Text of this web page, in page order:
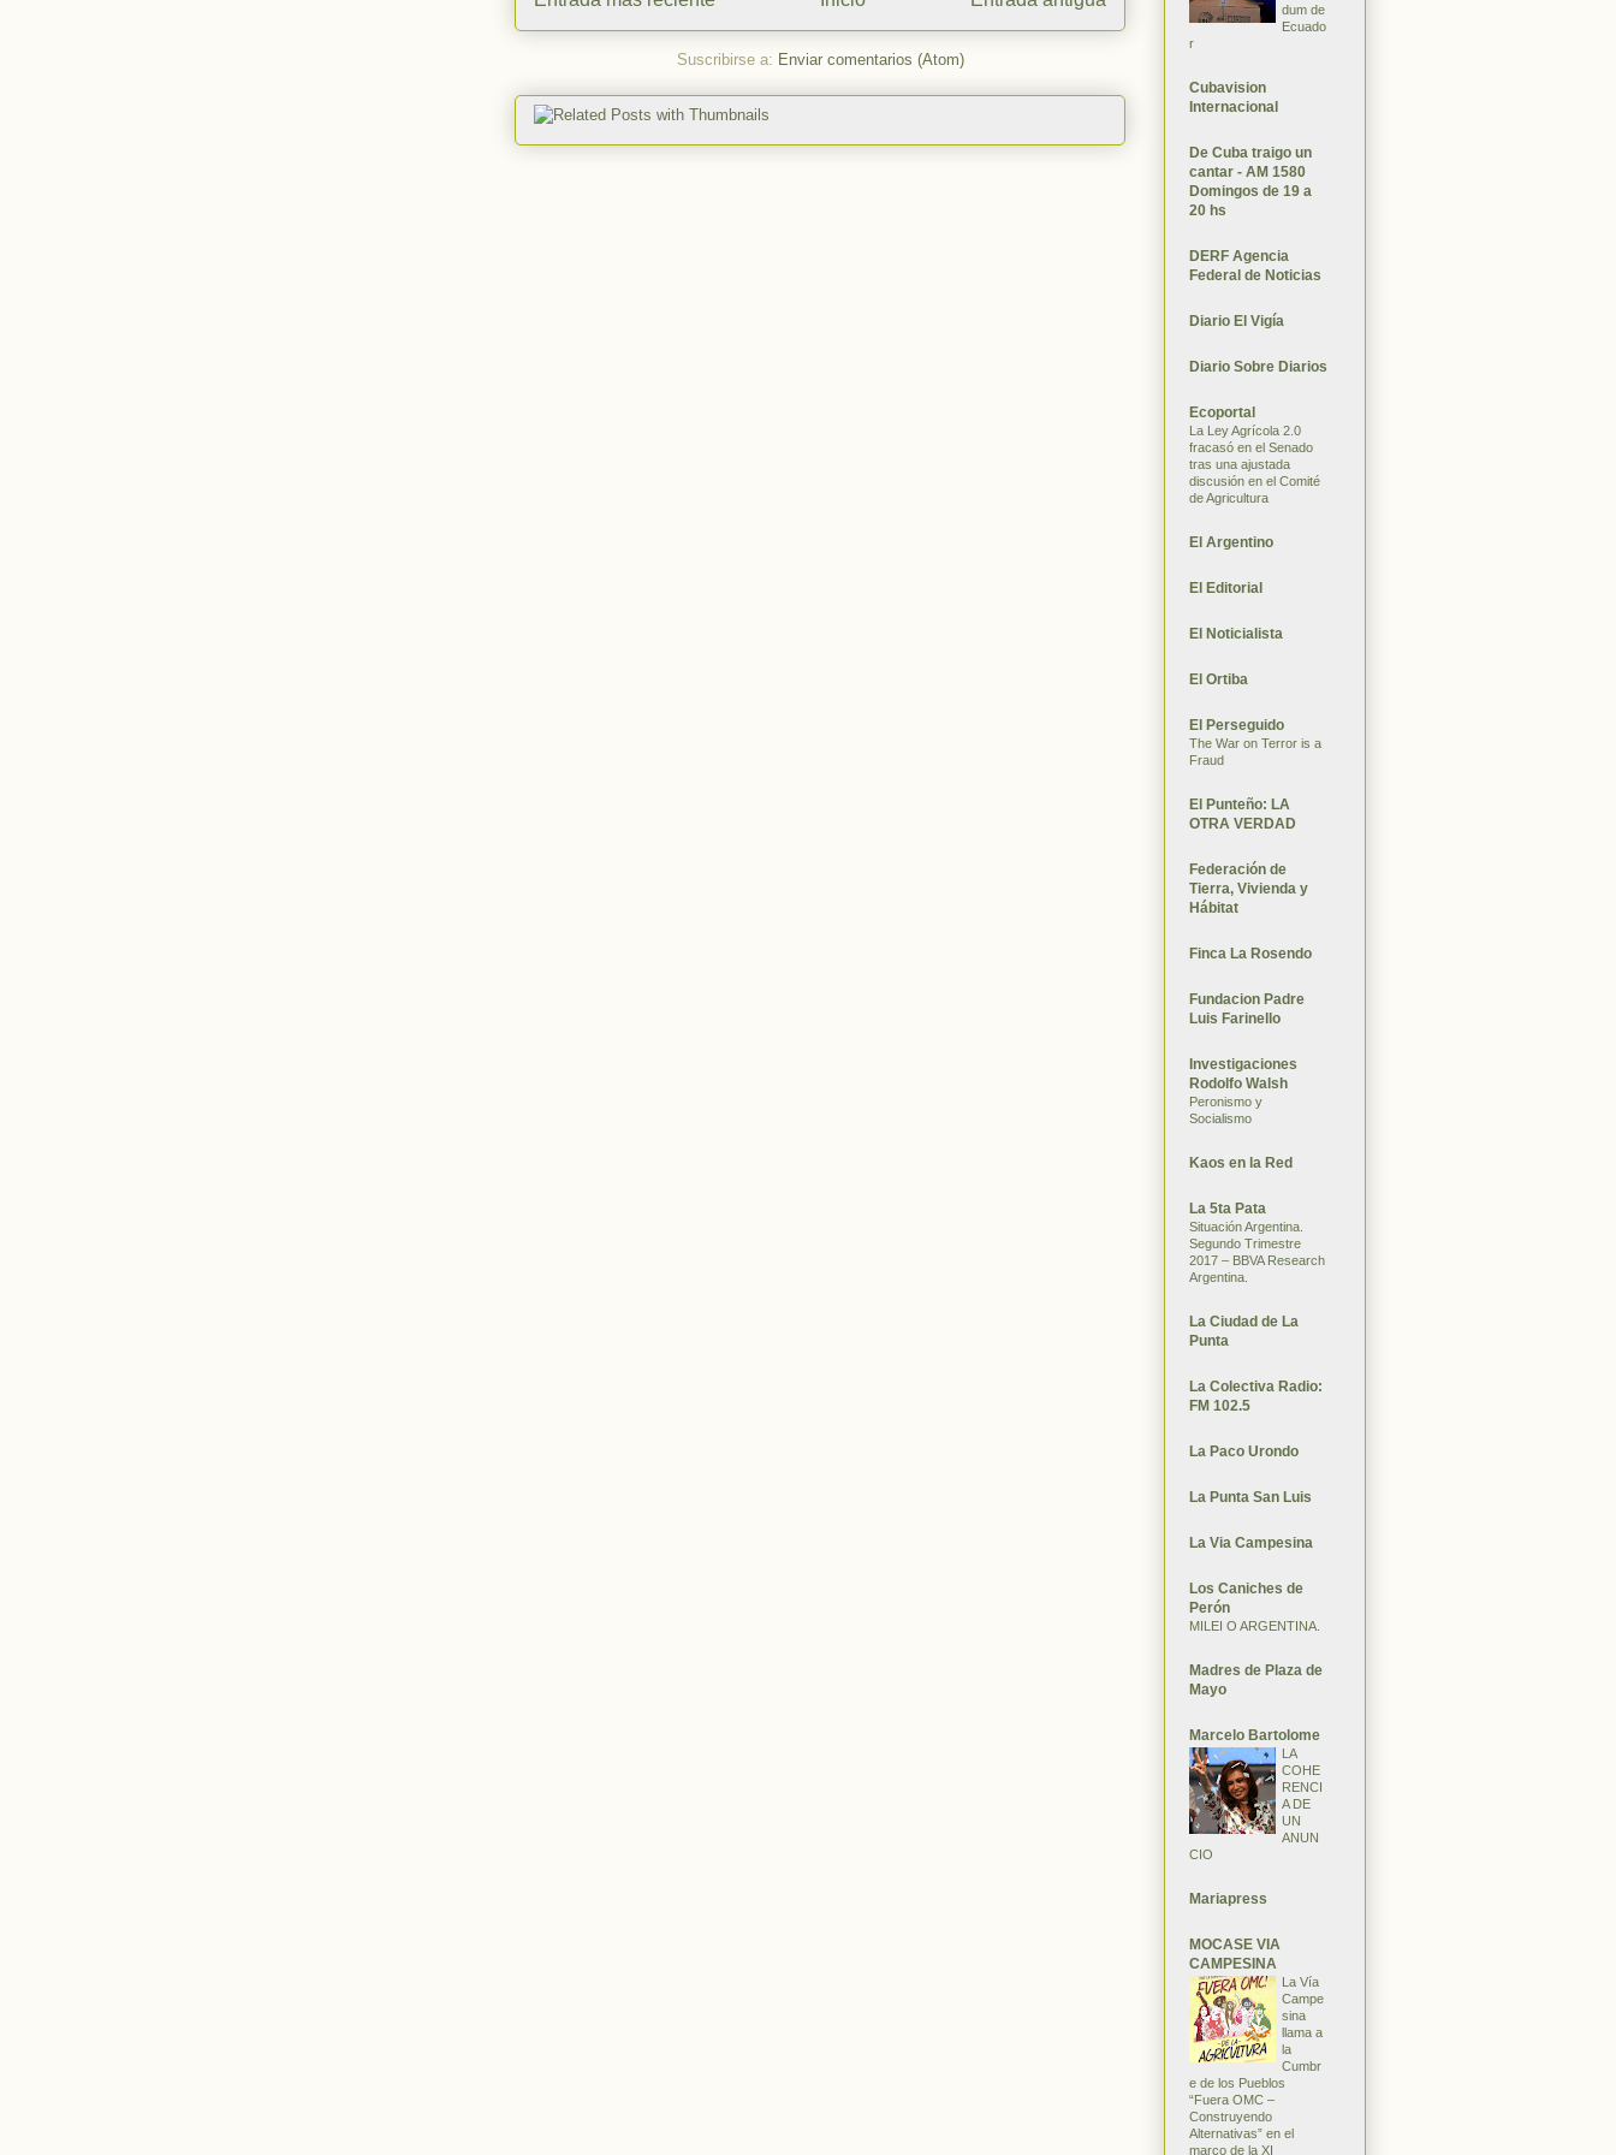
Suscribirse a: Enviar comentarios (Atom)
dum de
Ecuado
r
Cubavision
Internacional
De Cuba traigo un
cantar - AM 1580
Domingos de 19 a
20 hs
DERF Agencia
Federal de Noticias
Diario El Vigía
Diario Sobre Diarios
Ecoportal
La Ley Agrícola 2.0
fracasó en el Senado
tras una ajustada
discusión en el Comité
de Agricultura
El Argentino
El Editorial
El Noticialista
El Ortiba
El Perseguido
The War on Terror is a
Fraud
El Punteño: LA
OTRA VERDAD
Federación de
Tierra, Vivienda y
Hábitat
Finca La Rosendo
Fundacion Padre
Luis Farinello
Investigaciones
Rodolfo Walsh
Peronismo y
Socialismo
Kaos en la Red
La 5ta Pata
Situación Argentina.
Segundo Trimestre
2017 – BBVA Research
Argentina.
La Ciudad de La
Punta
La Colectiva Radio:
FM 102.5
La Paco Urondo
La Punta San Luis
La Via Campesina
Los Caniches de
Perón
MILEI O ARGENTINA.
Madres de Plaza de
Mayo
Marcelo Bartolome
LA
COHE
RENCI
A DE
UN
ANUN
CIO
Mariapress
MOCASE VIA
CAMPESINA
La Vía
Campe
sina
llama a
la
Cumbr
e de los Pueblos
“Fuera OMC –
Construyendo
Alternativas” en el
marco de la XI